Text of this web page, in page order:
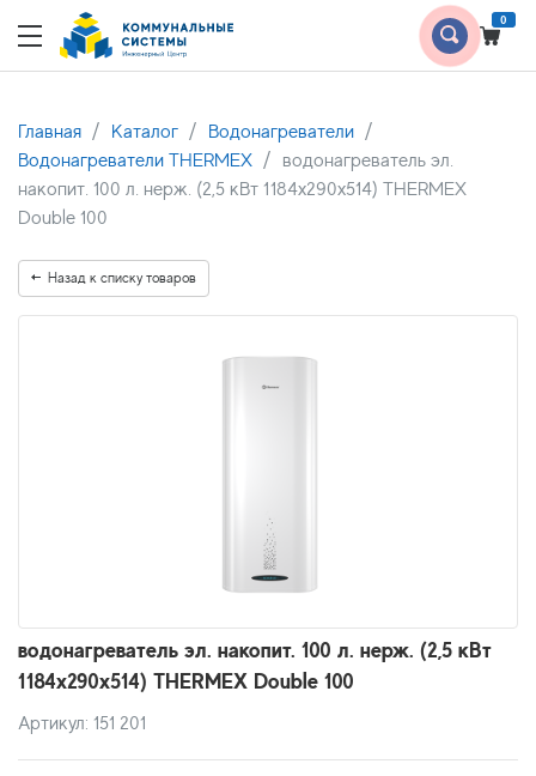
0
Главная Каталог
Водонагреватели
Водонагреватели THERMEX
водонагреватель эл.
накопит. 100 л. нерж. (2,5 кВт 1184х290х514) THERMEX
Double 100
Назад к списку товаров
водонагреватель эл. накопит. 100 л. нерж. (2,5 кВт
1184х290х514) THERMEX Double 100
Артикул: 151 201